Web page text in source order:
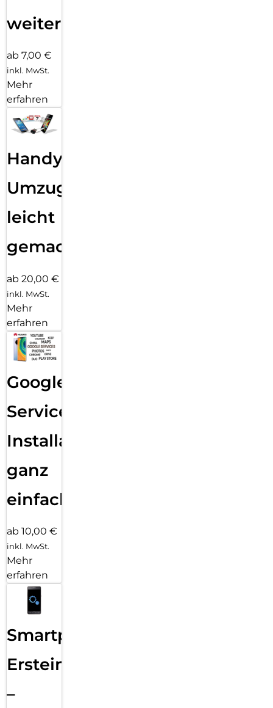
weiter
ab 7,00 €
inkl. MwSt.
Mehr
erfahren
Handy
Umzug
leicht
gemacht!
ab 20,00 €
inkl. MwSt.
Mehr
erfahren
Google
Services
Installation
ganz
einfach
ab 10,00 €
inkl. MwSt.
Mehr
erfahren
Smartphone
Ersteinrichtung
–